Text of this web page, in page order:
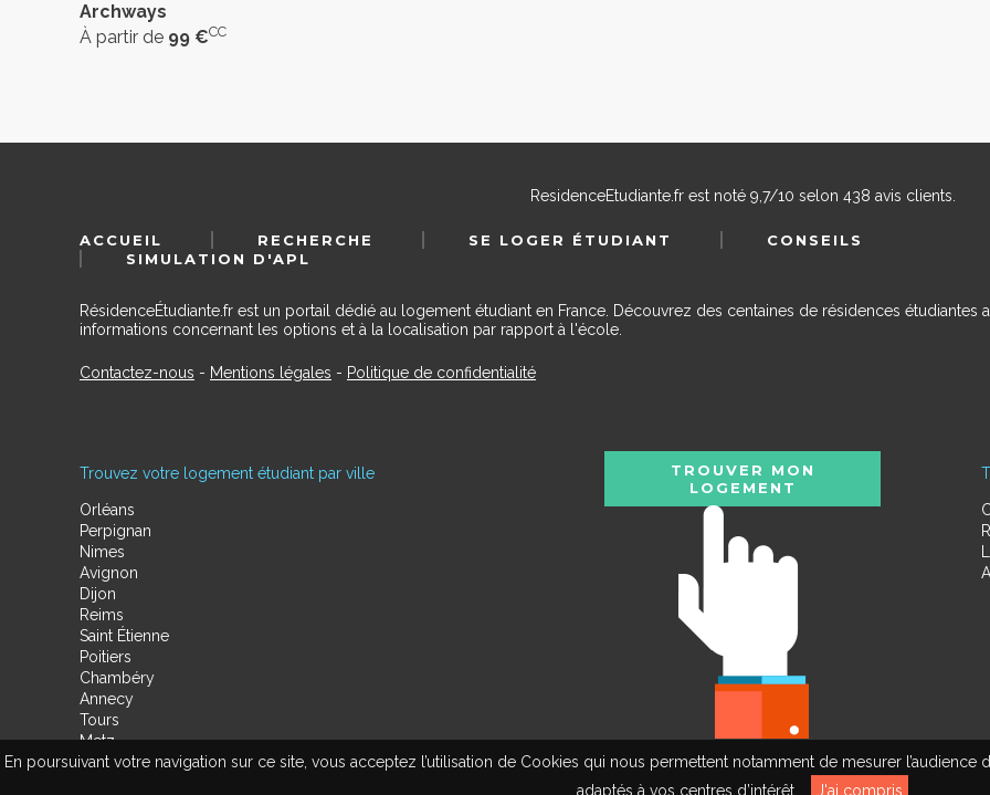
En poursuivant votre navigation sur ce site, vous acceptez l’utilisation de Cookies qui nous permettent notamment de mesurer
adaptés à vos centres d’intérêt.
J'ai compris
Archways
À partir de 99 €CC
ResidenceEtudiante.frest noté 9,7/10 selon 438 avis clients.
ACCUEIL RECHERCHE SE LOGER ÉTUDIANT
CONSEILS
SIMULATION D'APL
RésidenceÉtudiante.fr est un portail dédié au logement étudiant en France. Découvrez des centaines de résidences étudiantes
informations concernant les options et à la localisation par rapport à l'école.
Contactez-nous - Mentions légales - Politique de confidentialité
Trouvez votre logement étudiant par ville
Orléans
Perpignan
Nimes
Avignon
Dijon
Reims
Saint Étienne
Poitiers
Chambéry
Annecy
Tours
Metz
Amiens
TROUVER MON
LOGEMENT